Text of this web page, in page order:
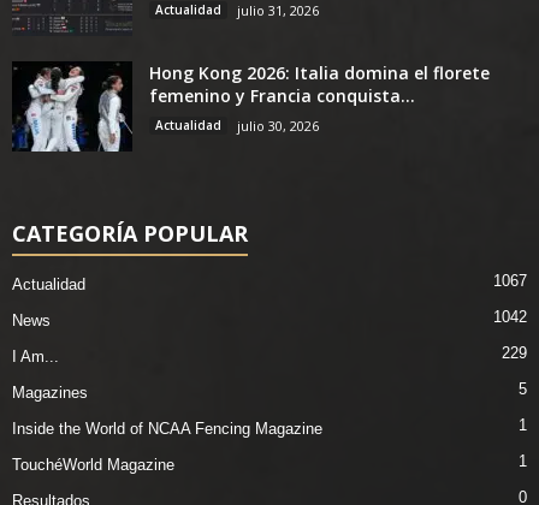
Actualidad julio 31, 2026
Hong Kong 2026: Italia domina el florete
femenino y Francia conquista...
Actualidad julio 30, 2026
CATEGORÍA POPULAR
Actualidad 1067
News 1042
I Am... 229
Magazines 5
Inside the World of NCAA Fencing Magazine 1
TouchéWorld Magazine 1
Resultados 0